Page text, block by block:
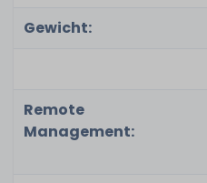
Gewicht:
Remote
Management: